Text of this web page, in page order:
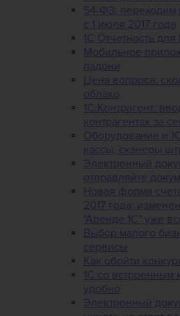
54-ФЗ: переходим
с 1 июля 2017 года
1С Отчетность
Мобильное
ладони
Цена вопроса:
облако
1С:Контрагент:
контрагентах за
Оборудование и
кассы, сканеры
Электронный
отправляйте
Новая форма
2017 года:
"Аренде 1С" уже
Выбор малого
сервисы
Как обойти
1C со встроенным
удобно
Электронный